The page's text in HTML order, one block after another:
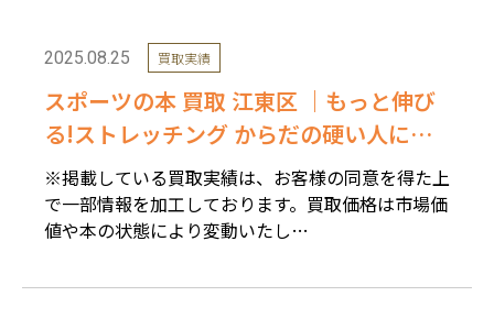
2025.08.25 買取実績
スポーツの本 買取 江東区 ｜もっと伸び
る!ストレッチング からだの硬い人にも
柔らかい人にも対応!を高価買取しまし
た。
※掲載している買取実績は、お客様の同意を得た上
で一部情報を加工しております。買取価格は市場価
値や本の状態により変動いたし…